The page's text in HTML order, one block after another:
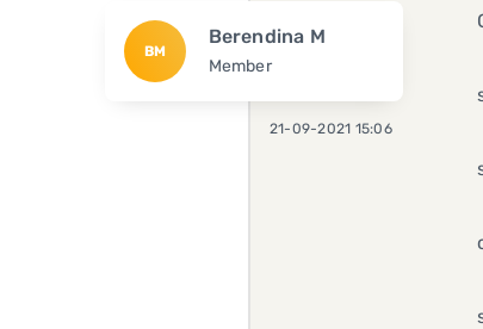
BM
Berendina M
Member
21-09-2021 15:06